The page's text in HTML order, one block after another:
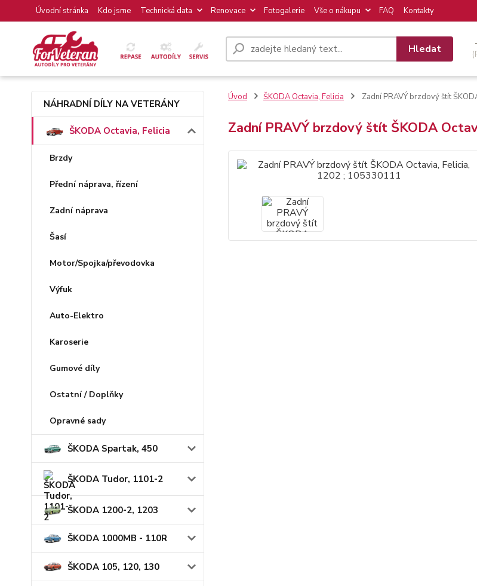
Úvodní stránka Kdo jsme Technická data Renovace Fotogalerie Vše o nákupu FAQ Kontakty
Hledat
NÁHRADNÍ DÍLY NA VETERÁNY
ŠKODA Octavia, Felicia
Brzdy
Přední náprava, řízení
Zadní náprava
Šasí
Motor/Spojka/převodovka
Výfuk
Auto-Elektro
Karoserie
Gumové díly
Ostatní / Doplňky
Opravné sady
ŠKODA Spartak, 450
ŠKODA Tudor, 1101-2
ŠKODA 1200-2, 1203
ŠKODA 1000MB - 110R
ŠKODA 105, 120, 130
Úvod ŠKODA Octavia, Felicia Zadní PRAVÝ brzdový štít
Zadní PRAVÝ brzdový štít ŠKODA